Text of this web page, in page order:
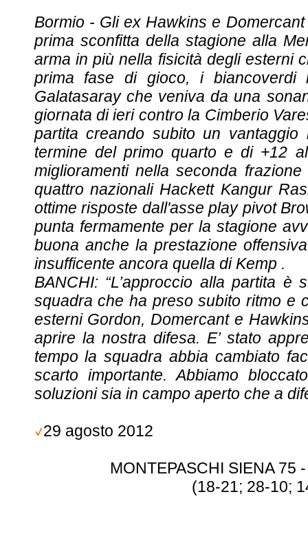
Bormio - Gli ex Hawkins e
prima sconfitta della stagione alla
arma in più nella fisicità degli esterni
prima fase di gioco, i biancoverdi
Galatasaray che veniva da una
giornata di ieri contro la Cimberio
partita creando subito un
termine del primo quarto e di +12
miglioramenti nella seconda
quattro nazionali Hackett Kangur
ottime risposte dall'asse play pivot
punta fermamente per la stagione
buona anche la prestazione
insufficente ancora quella di Kemp .
BANCHI: “L’approccio alla partita
squadra che ha preso subito ritmo e
esterni Gordon, Domercant e
aprire la nostra difesa. E’ stato
tempo la squadra abbia cambiato
scarto importante. Abbiamo
soluzioni sia in campo aperto che a
29 agosto 2012
MONTEPASCHI SIENA 75
(18-21; 28-10;